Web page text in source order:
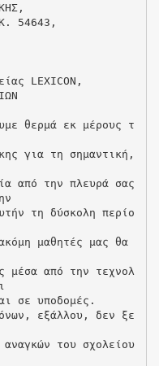
54643,
LEXICON,
θερμά εκ μέρους τ
για τη σημαντική,
από την πλευρά σας
τη δύσκολη περίο
μαθητές μας θα
μέσα από την τεχνολ
σε υποδομές.
εξάλλου, δεν ξε
του σχολείου